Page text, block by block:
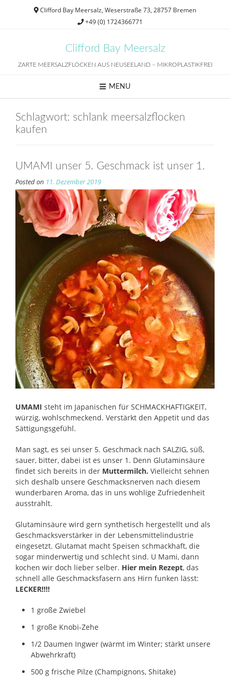
Clifford Bay Meersalz, Weserstraße 73, 28757 Bremen
+49 (0) 1724366771
Clifford Bay Meersalz
ZARTE MEERSALZFLOCKEN AUS NEUSEELAND – MIKROPLASTIKFREI
MENU
Schlagwort: schlank meersalzflocken
kaufen
UMAMI unser 5. Geschmack ist unser 1.
Posted on 11. Dezember 2019
UMAMI steht im Japanischen für SCHMACKHAFTIGKEIT,
würzig, wohlschmeckend. Verstärkt den Appetit und das
Sättigungsgefühl.
Man sagt, es sei unser 5. Geschmack nach SALZIG, süß,
sauer, bitter, dabei ist es unser 1. Denn Glutaminsäure
findet sich bereits in der Muttermilch. Vielleicht sehnen
sich deshalb unsere Geschmacksnerven nach diesem
wunderbaren Aroma, das in uns wohlige Zufriedenheit
ausstrahlt.
Glutaminsäure wird gern synthetisch hergestellt und als
Geschmacksverstärker in der Lebensmittelindustrie
eingesetzt. Glutamat macht Speisen schmackhaft, die
sogar minderwertig und schlecht sind. U Mami, dann
kochen wir doch lieber selber. Hier mein Rezept, das
schnell alle Geschmacksfasern ans Hirn funken lässt:
LECKER!!!!
1 große Zwiebel
1 große Knobi-Zehe
1/2 Daumen Ingwer (wärmt im Winter; stärkt unsere
Abwehrkraft)
500 g frische Pilze (Champignons, Shitake)